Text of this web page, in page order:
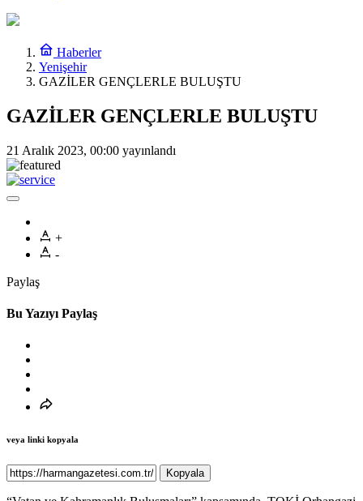
Haberler
Yenişehir
GAZİLER GENÇLERLE BULUŞTU
GAZİLER GENÇLERLE BULUŞTU
21 Aralık 2023, 00:00 yayınlandı
+
-
Paylaş
Bu Yazıyı Paylaş
veya linki kopyala
Kopyala